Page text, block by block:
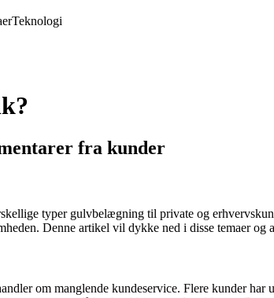
Teknologi
fra kunder
typer gulvbelægning til private og
Denne artikel vil dykke ned i disse temaer og
om manglende kundeservice. Flere kunder